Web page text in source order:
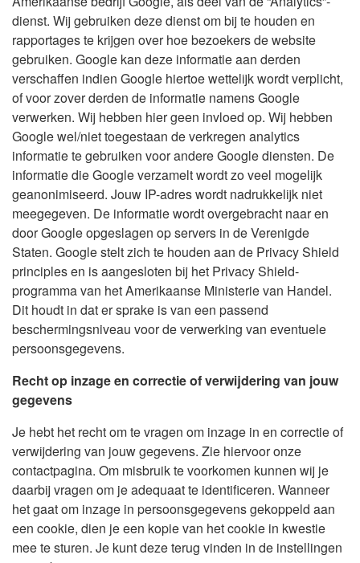
dienst. Wij gebruiken deze dienst om bij te houden en
rapportages te krijgen over hoe bezoekers de website
gebruiken. Google kan deze informatie aan derden
verschaffen indien Google hiertoe wettelijk wordt verplicht,
of voor zover derden de informatie namens Google
verwerken. Wij hebben hier geen invloed op. Wij hebben
Google wel/niet toegestaan de verkregen analytics
informatie te gebruiken voor andere Google diensten. De
informatie die Google verzamelt wordt zo veel mogelijk
geanonimiseerd. Jouw IP-adres wordt nadrukkelijk niet
meegegeven. De informatie wordt overgebracht naar en
door Google opgeslagen op servers in de Verenigde
Staten. Google stelt zich te houden aan de Privacy Shield
principles en is aangesloten bij het Privacy Shield-
programma van het Amerikaanse Ministerie van Handel.
Dit houdt in dat er sprake is van een passend
beschermingsniveau voor de verwerking van eventuele
persoonsgegevens.
Recht op inzage en correctie of verwijdering van jouw
gegevens
Je hebt het recht om te vragen om inzage in en correctie of
verwijdering van jouw gegevens. Zie hiervoor onze
contactpagina. Om misbruik te voorkomen kunnen wij je
daarbij vragen om je adequaat te identificeren. Wanneer
het gaat om inzage in persoonsgegevens gekoppeld aan
een cookie, dien je een kopie van het cookie in kwestie
mee te sturen. Je kunt deze terug vinden in de instellingen